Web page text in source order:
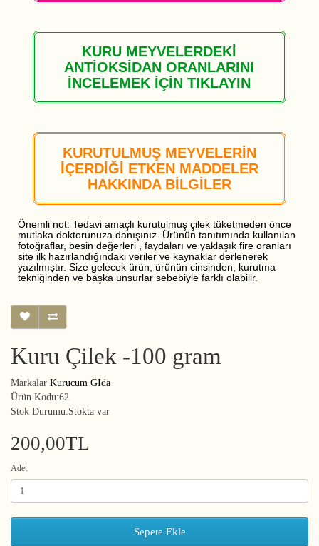
KURU MEYVELERDEKİ
ANTİOKSİDAN ORANLARINI
İNCELEMEK İÇİN TIKLAYIN
KURUTULMUŞ MEYVELERİN
İÇERDİĞİ ETKEN MADDELER
HAKKINDA BİLGİLER
Önemli not: Tedavi amaçlı kurutulmuş çilek tüketmeden önce
mutlaka doktorunuza danışınız. Ürünün tanıtımında kullanılan
fotoğraflar, besin değerleri , faydaları ve yaklaşık fire oranları
site ilk hazırlandığındaki veriler ve kaynaklar derlenerek
yazılmıştır. Size gelecek ürün, ürünün cinsinden, kurutma
tekniğinden ve başka unsurlar sebebiyle farklı olabilir.
Kuru Çilek -100 gram
Markalar Kurucum GIda
Ürün Kodu:62
Stok Durumu:Stokta var
200,00TL
Adet
Sepete Ekle